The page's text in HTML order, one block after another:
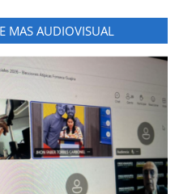
MAS AUDIOVISUAL